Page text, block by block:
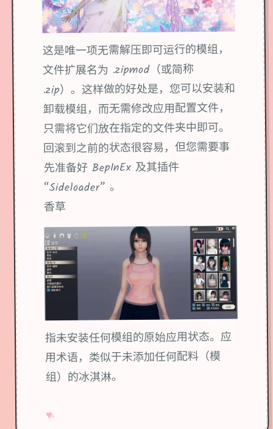
这是唯一项无需解压即可运行的模组，
文件扩展名为 .zipmod（或简称
.zip）。这样做的好处是，您可以安装和
卸载模组，而无需修改应用配置文件，
只需将它们放在指定的文件夹中即可。
回滚到之前的状态很容易，但您需要事
先准备好 BepInEx 及其插件
“Sideloader” 。
香草
指未安装任何模组的原始应用状态。应
用术语，类似于未添加任何配料（模
组）的冰淇淋。
♥
✧
→